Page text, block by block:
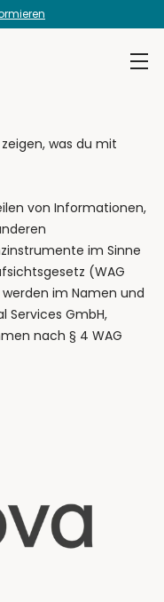
was du mit
von Informationen,
im Sinne
(WAG
im Namen und
Services GmbH,
nach § 4 WAG